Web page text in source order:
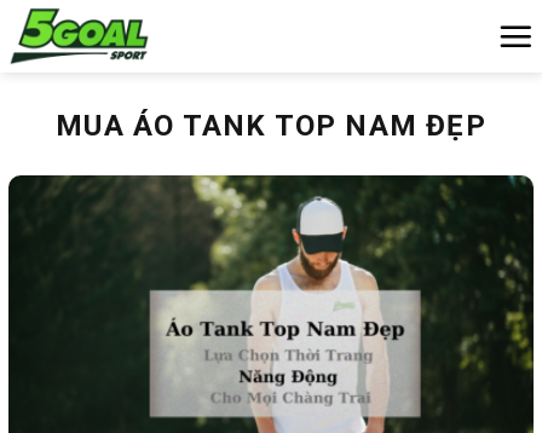
Chuyển
đến
MUA ÁO TANK TOP NAM ĐẸP